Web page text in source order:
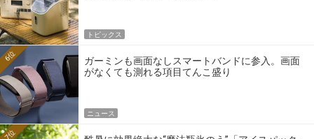
トピックス
ガーミンも画面なしスマートバンドに参入。画面
がなくても測れる項目てんこ盛り
6位
ニュース
7位